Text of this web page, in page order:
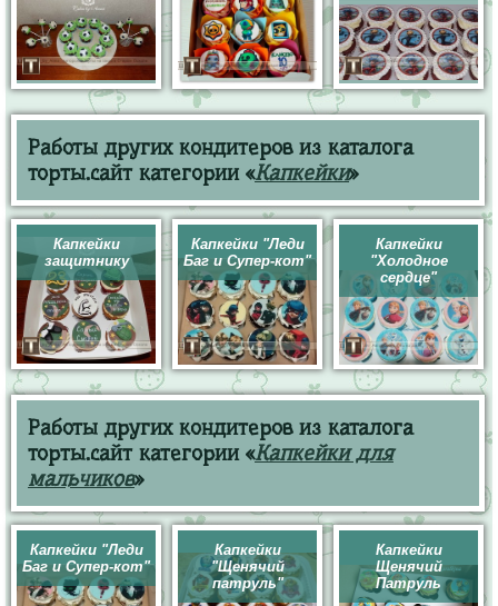
Работы других кондитеров из каталога
торты.сайт категории «Капкейки»
Капкейки
защитнику
Капкейки "Леди
Баг и Супер-кот"
Капкейки
"Холодное
сердце"
Работы других кондитеров из каталога
торты.сайт категории «Капкейки для
мальчиков»
Капкейки "Леди
Баг и Супер-кот"
Капкейки
"Щенячий
патруль"
Капкейки
Щенячий
Патруль